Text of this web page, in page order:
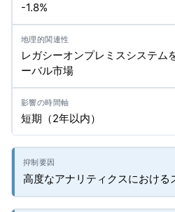
-1.8%
レガシーオンプレミスシステム
ーバル市場
短期（2年以内）
高度なアナリティクスにおける